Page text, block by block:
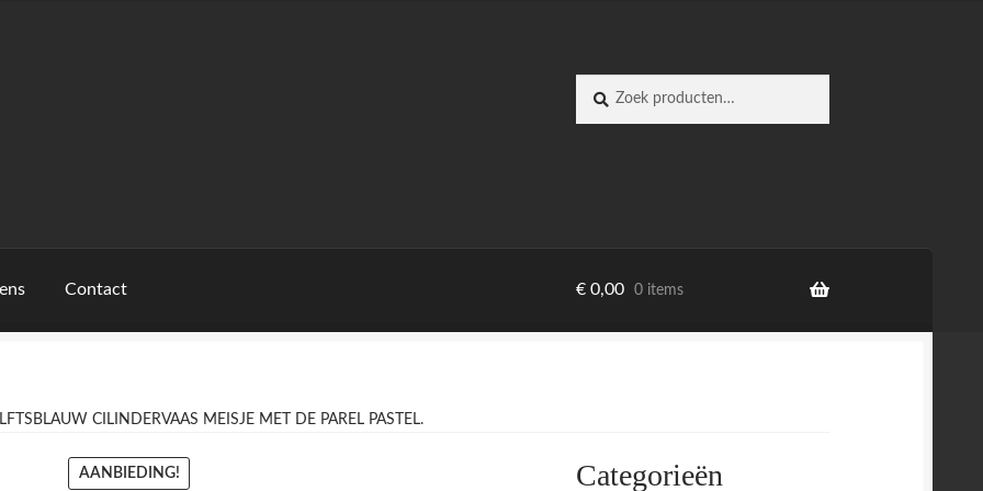
naar:
Contact €0,00 0 items
CILINDERVAAS MEISJE MET DE PAREL PASTEL.
AANBIEDING! Categorieën